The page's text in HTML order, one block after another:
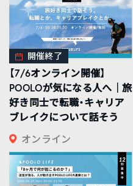
開催終了
【7/6オンライン開催】
POOLOが気になる人へ｜旅
好き同士で転職・キャリア
ブレイクについて話そう
オンライン